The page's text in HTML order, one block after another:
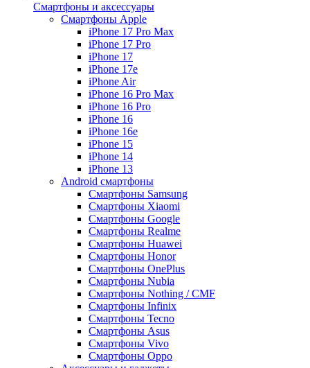
Смартфоны и аксессуары
Смартфоны Apple
iPhone 17 Pro Max
iPhone 17 Pro
iPhone 17
iPhone 17e
iPhone Air
iPhone 16 Pro Max
iPhone 16 Pro
iPhone 16
iPhone 16e
iPhone 15
iPhone 14
iPhone 13
Android cмартфоны
Смартфоны Samsung
Смартфоны Xiaomi
Смартфоны Google
Смартфоны Realme
Смартфоны Huawei
Смартфоны Honor
Смартфоны OnePlus
Смартфоны Nubia
Смартфоны Nothing / CMF
Смартфоны Infinix
Смартфоны Tecno
Смартфоны Asus
Смартфоны Vivo
Смартфоны Oppo